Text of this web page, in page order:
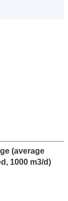
(average
1000 m3/d)